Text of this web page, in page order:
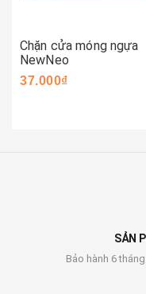
Chặn cửa móng ngựa
NewNeo
37.000₫
SẢN
Bảo hành 6